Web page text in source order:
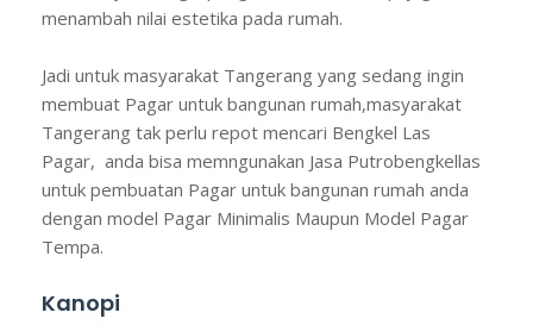
menambah nilai estetika pada rumah.
Jadi untuk masyarakat Tangerang yang sedang ingin
membuat Pagar untuk bangunan rumah,masyarakat
Tangerang tak perlu repot mencari Bengkel Las
Pagar, anda bisa memngunakan Jasa Putrobengkellas
untuk pembuatan Pagar untuk bangunan rumah anda
dengan model Pagar Minimalis Maupun Model Pagar
Tempa.
Kanopi